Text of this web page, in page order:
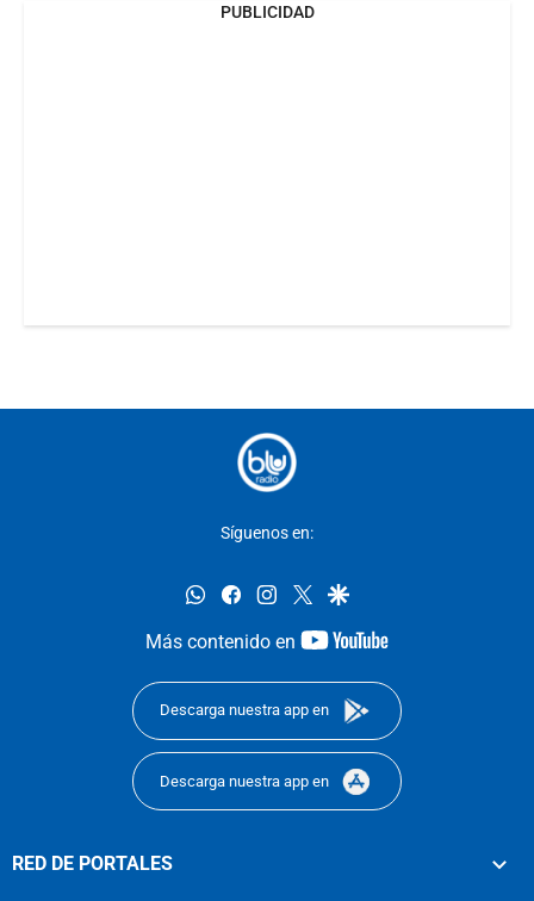
PUBLICIDAD
Síguenos en:
whatsappfacebookinstagram
twittergoogle
Más contenido en
youtube-
Descarga nuestra app en
Descarga nuestra app en
RED DE PORTALES